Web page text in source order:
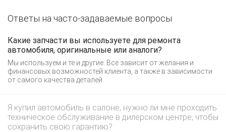
Ответы на часто-задаваемые вопросы
Какие запчасти вы используете для ремонта
автомобиля, оригинальные или аналоги?
Мы используем и те и другие. Все зависит от желания и
финансовых возможностей клиента, а также в зависимости
от самого качества деталей.
Я купил автомобиль в салоне, нужно ли мне проходить
техническое обслуживание в дилерском центре, чтобы
сохранить свою гарантию?